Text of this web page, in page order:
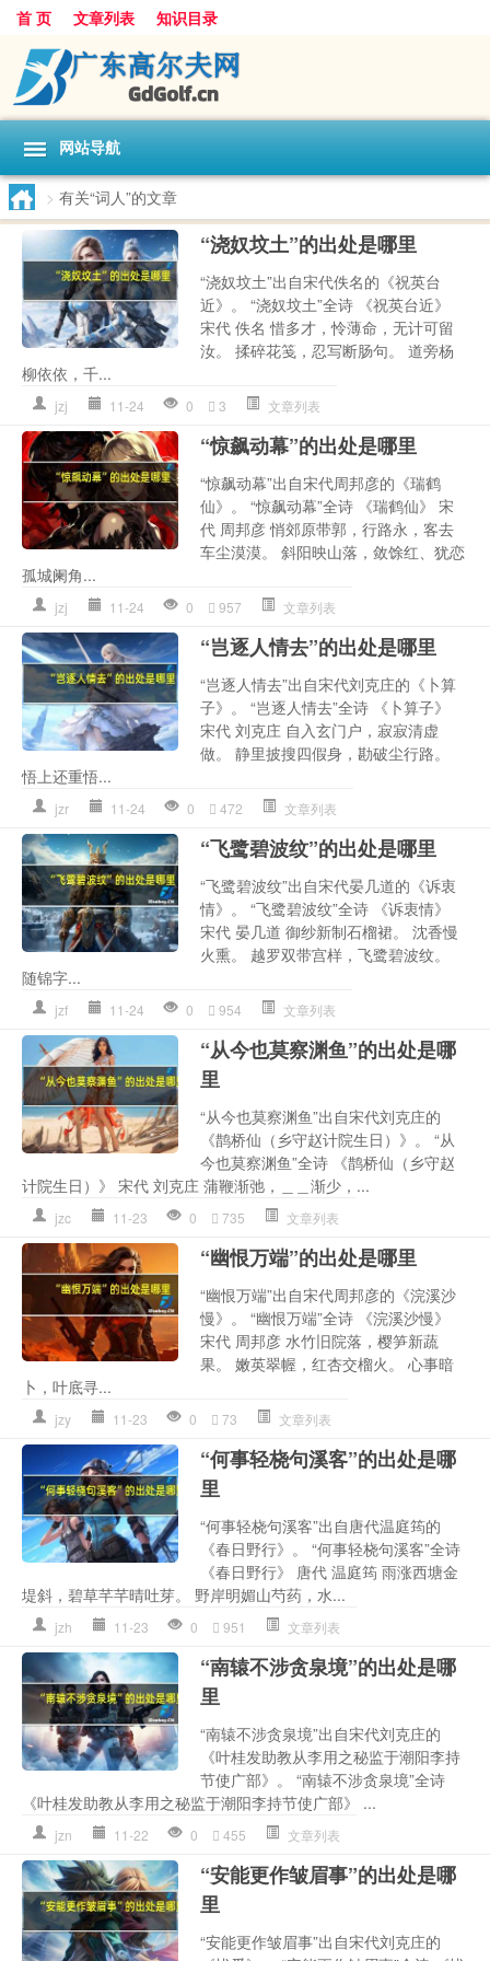
首 页 文章列表 知识目录
网站导航
> 有关“词人”的文章
“浇奴坟土”的出处是哪里
“浇奴坟土”出自宋代佚名的《祝英台
近》。 “浇奴坟土”全诗 《祝英台近》
宋代 佚名 惜多才，怜薄命，无计可留
汝。 揉碎花笺，忍写断肠句。 道旁杨
柳依依，千...
jzj 11-24 0 3 文章列表
“惊飙动幕”的出处是哪里
“惊飙动幕”出自宋代周邦彦的《瑞鹤
仙》。 “惊飙动幕”全诗 《瑞鹤仙》 宋
代 周邦彦 悄郊原带郭，行路永，客去
车尘漠漠。 斜阳映山落，敛馀红、犹恋
孤城阑角...
jzj 11-24 0 957 文章列表
“岂逐人情去”的出处是哪里
“岂逐人情去”出自宋代刘克庄的《卜算
子》。 “岂逐人情去”全诗 《卜算子》
宋代 刘克庄 自入玄门户，寂寂清虚
做。 静里披搜四假身，勘破尘行路。
悟上还重悟...
jzr 11-24 0 472 文章列表
“飞鹭碧波纹”的出处是哪里
“飞鹭碧波纹”出自宋代晏几道的《诉衷
情》。 “飞鹭碧波纹”全诗 《诉衷情》
宋代 晏几道 御纱新制石榴裙。 沈香慢
火熏。 越罗双带宫样，飞鹭碧波纹。
随锦字...
jzf 11-24 0 954 文章列表
“从今也莫察渊鱼”的出处是哪
里
“从今也莫察渊鱼”出自宋代刘克庄的
《鹊桥仙（乡守赵计院生日）》。 “从
今也莫察渊鱼”全诗 《鹊桥仙（乡守赵
计院生日）》 宋代 刘克庄 蒲鞭渐弛，＿＿渐少，...
jzc 11-23 0 735 文章列表
“幽恨万端”的出处是哪里
“幽恨万端”出自宋代周邦彦的《浣溪沙
慢》。 “幽恨万端”全诗 《浣溪沙慢》
宋代 周邦彦 水竹旧院落，樱笋新蔬
果。 嫩英翠幄，红杏交榴火。 心事暗
卜，叶底寻...
jzy 11-23 0 73 文章列表
“何事轻桡句溪客”的出处是哪
里
“何事轻桡句溪客”出自唐代温庭筠的
《春日野行》。 “何事轻桡句溪客”全诗
《春日野行》 唐代 温庭筠 雨涨西塘金
堤斜，碧草芊芊晴吐芽。 野岸明媚山芍药，水...
jzh 11-23 0 951 文章列表
“南辕不涉贪泉境”的出处是哪
里
“南辕不涉贪泉境”出自宋代刘克庄的
《叶桂发助教从李用之秘监于潮阳李持
节使广部》。 “南辕不涉贪泉境”全诗
《叶桂发助教从李用之秘监于潮阳李持节使广部》 ...
jzn 11-22 0 455 文章列表
“安能更作皱眉事”的出处是哪
里
“安能更作皱眉事”出自宋代刘克庄的